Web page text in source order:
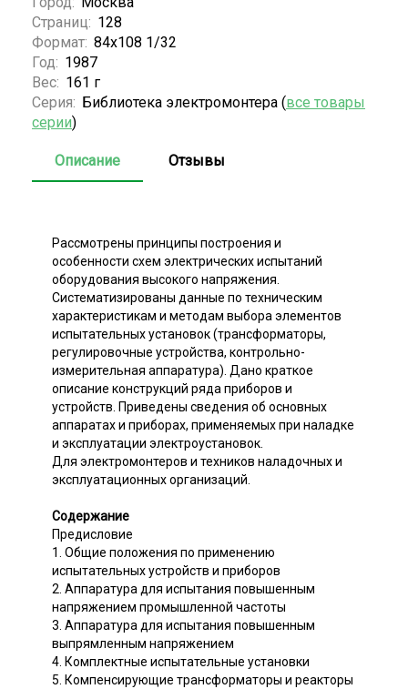
Страниц: 128
Формат: 84х108 1/32
Год: 1987
Вес: 161 г
Серия: Библиотека электромонтера (все товары
серии)
Описание Отзывы
Рассмотрены принципы построения и
особенности схем электрических испытаний
оборудования высокого напряжения.
Систематизированы данные по техническим
характеристикам и методам выбора элементов
испытательных установок (трансформаторы,
регулировочные устройства, контрольно-
измерительная аппаратура). Дано краткое
описание конструкций ряда приборов и
устройств. Приведены сведения об основных
аппаратах и приборах, применяемых при наладке
и эксплуатации электроустановок.
Для электромонтеров и техников наладочных и
эксплуатационных организаций.
Содержание
Предисловие
1. Общие положения по применению
испытательных устройств и приборов
2. Аппаратура для испытания повышенным
напряжением промышленной частоты
3. Аппаратура для испытания повышенным
выпрямленным напряжением
4. Комплектные испытательные установки
5. Компенсирующие трансформаторы и реакторы